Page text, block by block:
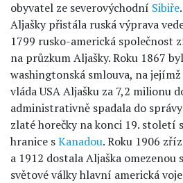
obyvatel ze severovýchodní Sibiře
Aljašky přistála ruská výprava
1799 rusko-americká společnost
na průzkum Aljašky. Roku 1867
washingtonská smlouva, na
vláda USA Aljašku za 7,2 milionu
administrativně spadala do správy
zlaté horečky na konci 19. století
hranice sKanadou. Roku 1906
a 1912 dostala Aljaška omezenou
světové války hlavní americká